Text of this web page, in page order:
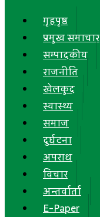
गृहपृष्ठ
प्रमुख समाचार
सम्पादकीय
राजनीति
खेलकुद
स्वास्थ्य
समाज
दुर्घटना
अपराध
विचार
अन्तर्वार्ता
E-Paper